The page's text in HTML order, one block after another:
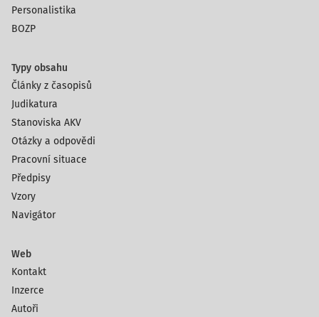
Personalistika
BOZP
Typy obsahu
Články z časopisů
Judikatura
Stanoviska AKV
Otázky a odpovědi
Pracovní situace
Předpisy
Vzory
Navigátor
Web
Kontakt
Inzerce
Autoři